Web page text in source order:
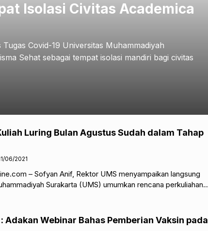
Isolasi Civitas Academica
Covid-19 Universitas Muhammadiyah
Sehat sebagai tempat isolasi mandiri bagi civitas
Luring Bulan Agustus Sudah dalam Tahap
06/2021
– Sofyan Anif, Rektor UMS menyampaikan langsung
Surakarta (UMS) umumkan rencana perkuliahan
Adakan Webinar Bahas Pemberian Vaksin pada